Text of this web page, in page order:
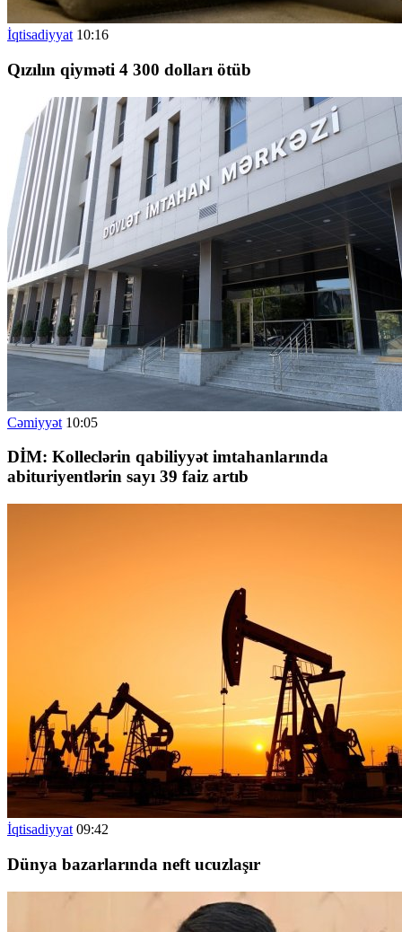
İqtisadiyyat 10:16
Qızılın qiyməti 4 300 dolları ötüb
Cəmiyyət 10:05
DİM: Kolleclərin qabiliyyət imtahanlarında
abituriyentlərin sayı 39 faiz artıb
İqtisadiyyat 09:42
Dünya bazarlarında neft ucuzlaşır